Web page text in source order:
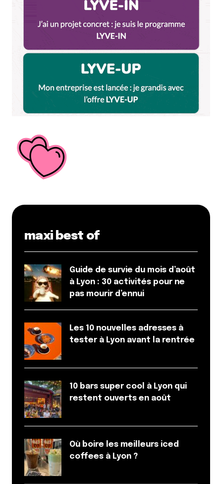
Répondre
You Win ! Surveille tes mails
27 janvier 2022 à 16 h 40 min
Répondre
Je mérite de gagner un menu duo parce que je
supporte l’OL, et donc en ce moment, faut me
donner du courage et ….des forces !
Darkie32
Répondre
Je mérite de gagner un menu duo parce-que
j’essaye de consommer responsable du mieux que je
peux et que j’ai envie de faire découvrir ce
restaurant à ma copine qui est végétarienne !
Merci pour tous ces articles au passage !
18 janvier 2022 à 17 h 48 min
Répondre
You Win ! Surveille tes mails ?
Marthe R.
27 janvier 2022 à 16 h 48 min
Répondre
Je métrite de gagner un menu duo parce que j’ai
Sebouh
18 janvier 2022 à 18 h 20 min
Répondre
cec
maxi best of
Guide de survie du mois d’août
à Lyon : 30 activités pour ne
pas mourir d’ennui
Les 10 nouvelles adresses à
tester à Lyon avant la rentrée
10 bars super cool à Lyon qui
restent ouverts en août
Où boire les meilleurs iced
coffees à Lyon ?